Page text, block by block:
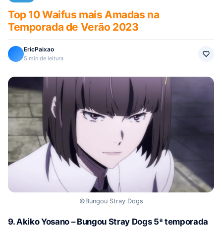
Top 10 Waifus mais Amadas na
Temporada de Verão 2023
EricPaixao
5 min de leitura
©Bungou Stray Dogs
9. Akiko Yosano – Bungou Stray Dogs 5ª temporada